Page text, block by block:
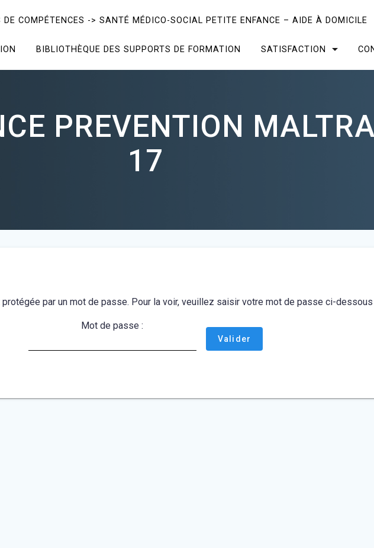
DE COMPÉTENCES -> SANTÉ MÉDICO-SOCIAL PETITE ENFANCE – AIDE À DOMICILE
BIBLIOTHÈQUE DES SUPPORTS DE FORMATION SATISFACTION
PREVENTION
17
par un mot de passe. Pour la voir, veuillez saisir votre mot de passe ci-dessous
Mot de passe :